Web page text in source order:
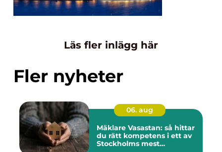
Läs fler inlägg här
Fler nyheter
06. aug
Mäklare Vasastan: så hittar
du rätt kompetens i ett av
Stockholms mest